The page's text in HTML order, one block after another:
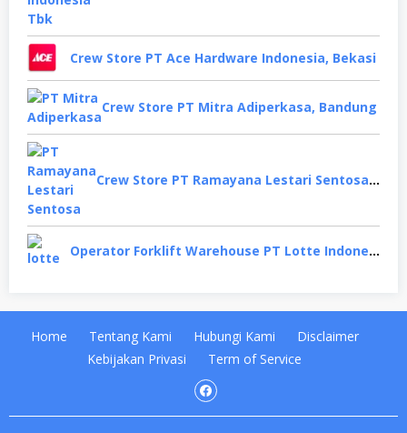
Crew Store PT Ace Hardware Indonesia, Bekasi
Crew Store PT Mitra Adiperkasa, Bandung
Crew Store PT Ramayana Lestari Sentosa, Jakarta Selatan
Operator Forklift Warehouse PT Lotte Indonesia, Cikarang
Home Tentang Kami Hubungi Kami
Disclaimer
Kebijakan Privasi
Term of Service